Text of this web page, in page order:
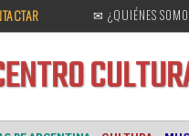
✉ ¿QUIÉNES
CENTRO